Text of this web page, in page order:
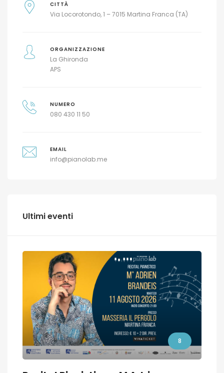
CITTÀ
Via Locorotondo, 1 – 7015 Martina Franca (TA)
ORGANIZZAZIONE
La Ghironda
APS
NUMERO
080 430 11 50
EMAIL
info@pianolab.me
Ultimi eventi
8